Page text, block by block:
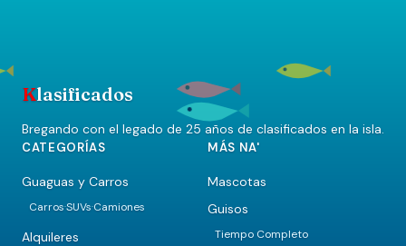
Klasificados
Bregando con el legado de 25 años de clasificados en la isla.
CATEGORÍAS
Guaguas y Carros
Carros·SUVs·Camiones
Alquileres
MÁS NA'
Mascotas
Guisos
Tiempo Completo